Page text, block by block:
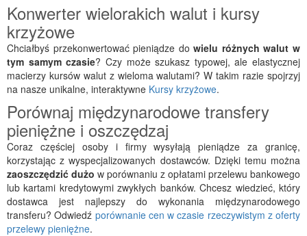
Konwerter wielorakich walut i kursy
krzyżowe
Chciałbyś przekonwertować pieniądze dowielu różnych walut w
tym samym czasie? Czy może szukasz typowej, ale elastycznej
macierzy kursów walut z wieloma walutami? W takim razie spojrzyj
na nasze unikalne, interaktywne Kursy krzyżowe.
Porównaj międzynarodowe transfery
pieniężne i oszczędzaj
Coraz częściej osoby i firmy wysyłają pieniądze za granicę,
korzystając z wyspecjalizowanych dostawców. Dzięki temu można
zaoszczędzić dużo w porównaniu z opłatami przelewu bankowego
lub kartami kredytowymi zwykłych banków. Chcesz wiedzieć, który
dostawca jest najlepszy do wykonania międzynarodowego
transferu? Odwiedź porównanie cen w czasie rzeczywistym z oferty
przelewy pieniężne.